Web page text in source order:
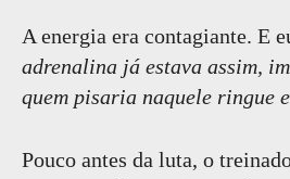
A energia era contagiante. E
adrenalina já estava assim,
quem pisaria naquele ringue
Pouco antes da luta, o